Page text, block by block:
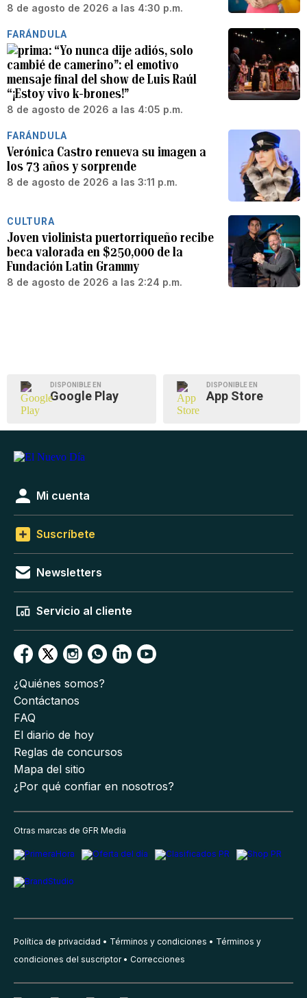
8 de agosto de 2026 a las 4:30 p.m.
FARÁNDULA
“Yo nunca dije adiós, solo
cambié de camerino”: el emotivo
mensaje final del show de Luis Raúl
“¡Estoy vivo k-brones!”
8 de agosto de 2026 a las 4:05 p.m.
FARÁNDULA
Verónica Castro renueva su imagen a
los 73 años y sorprende
8 de agosto de 2026 a las 3:11 p.m.
CULTURA
Joven violinista puertorriqueño recibe
beca valorada en $250,000 de la
Fundación Latin Grammy
8 de agosto de 2026 a las 2:24 p.m.
DISPONIBLE EN
Google Play
DISPONIBLE EN
App Store
Mi cuenta
Suscríbete
Newsletters
Servicio al cliente
¿Quiénes somos?
Contáctanos
FAQ
El diario de hoy
Reglas de concursos
Mapa del sitio
¿Por qué confiar en nosotros?
Otras marcas de GFR Media
Política de privacidad Términos y condiciones
Términos y
condiciones del suscriptor
Correcciones